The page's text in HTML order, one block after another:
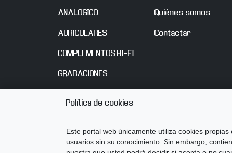
ANALOGICO
AURICULARES
COMPLEMENTOS HI-FI
GRABACIONES
Quiénes somos
Contactar
Política de cookies
Este portal web únicamente utiliza cookies
usuarios sin su conocimiento. Sin embargo,